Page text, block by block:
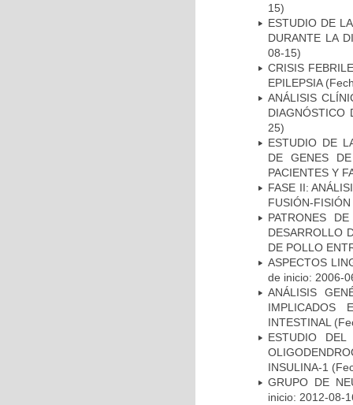
15)
ESTUDIO DE
DURANTE LA
08-15)
CRISIS
EPILEPSIA
ANÁLISIS
DIAGNÓSTICO
25)
ESTUDIO DE
DE GENES
PACIENTES Y
FASE II:
FUSIÓN-
PATRONES
DESARROLLO
DE POLLO
ASPECTOS
de inicio: 2006-
ANÁLISIS
IMPLICADOS
INTESTINAL
ESTUDIO
INSULINA-1
GRUPO DE
inicio: 2012-08-